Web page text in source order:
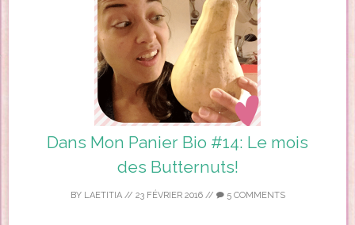
Dans Mon Panier Bio #14: Le mois
des Butternuts!
BY LAETITIA// 23 FÉVRIER 2016// 5 COMMENTS